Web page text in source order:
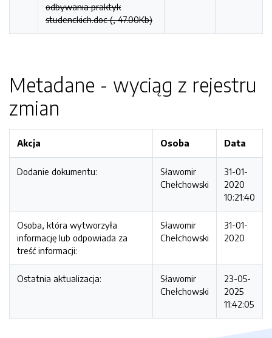
odbywania praktyk
studenckich.doc (, 47.00Kb)
Metadane - wyciąg z rejestru
zmian
Akcja Osoba Data
Dodanie dokumentu:
Sławomir
Chełchowski
31-01-
2020
10:21:40
Osoba, która wytworzyła
informację lub odpowiada za
treść informacji:
Sławomir
Chełchowski
31-01-
2020
Ostatnia aktualizacja:
Sławomir
Chełchowski
23-05-
2025
11:42:05